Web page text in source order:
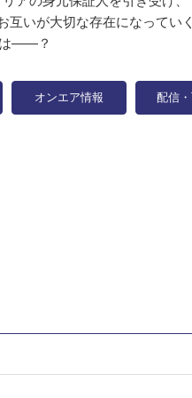
いが大切な存在になっていく
は――？
オンエア情報 配信